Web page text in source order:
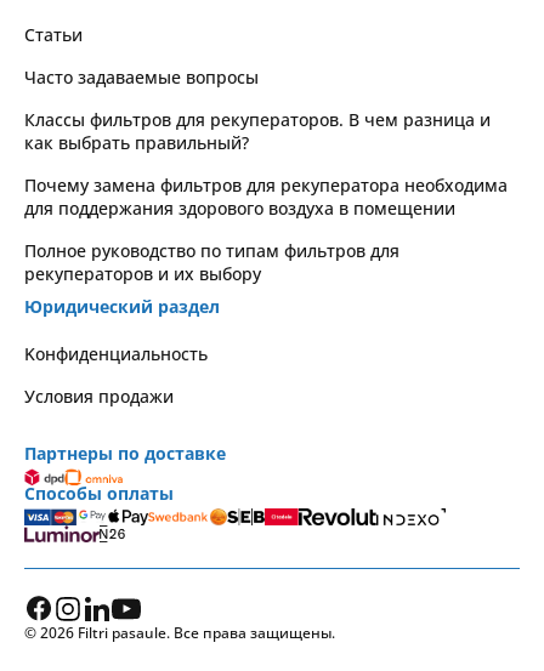
Статьи
Часто задаваемые вопросы
Классы фильтров для рекуператоров. В чем разница и
как выбрать правильный?
Почему замена фильтров для рекуператора необходима
для поддержания здорового воздуха в помещении
Полное руководство по типам фильтров для
рекуператоров и их выбору
Юридический раздел
Kонфиденциальность
Условия продажи
Партнеры по доставке
Способы оплаты
© 2026 Filtri pasaule. Все права защищены.